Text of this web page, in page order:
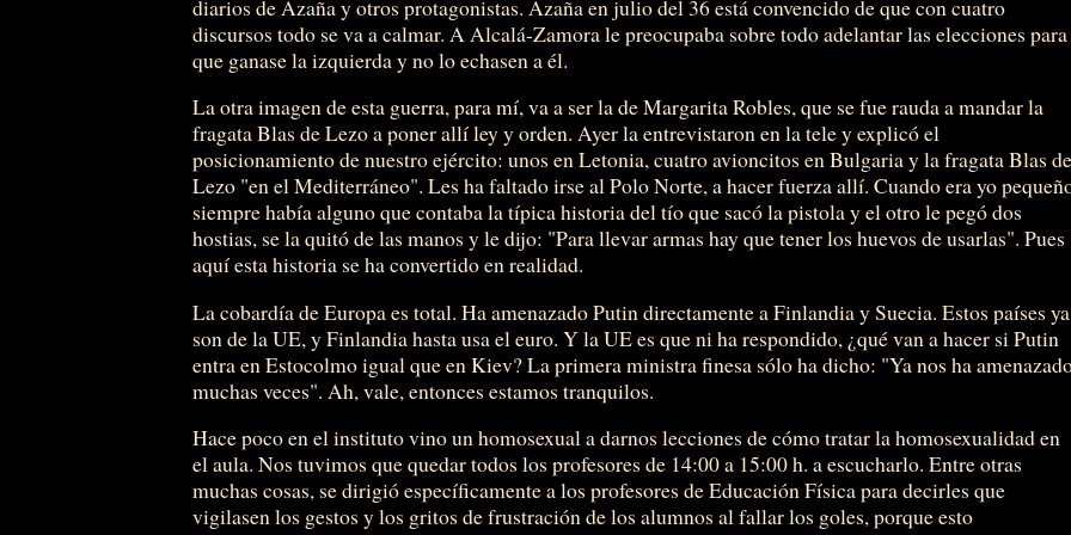
diarios de Azaña y otros protagonistas. Azaña en julio del 36 está convencido de que con cuatro
discursos todo se va a calmar. A Alcalá-Zamora le preocupaba sobre todo adelantar las elecciones para
que ganase la izquierda y no lo echasen a él.
La otra imagen de esta guerra, para mí, va a ser la de Margarita Robles, que se fue rauda a mandar la
fragata Blas de Lezo a poner allí ley y orden. Ayer la entrevistaron en la tele y explicó el
posicionamiento de nuestro ejército: unos en Letonia, cuatro avioncitos en Bulgaria y la fragata Blas de
Lezo "en el Mediterráneo". Les ha faltado irse al Polo Norte, a hacer fuerza allí. Cuando era yo
siempre había alguno que contaba la típica historia del tío que sacó la pistola y el otro le pegó dos
hostias, se la quitó de las manos y le dijo: "Para llevar armas hay que tener los huevos de usarlas". Pues
aquí esta historia se ha convertido en realidad.
La cobardía de Europa es total. Ha amenazado Putin directamente a Finlandia y Suecia. Estos países ya
son de la UE, y Finlandia hasta usa el euro. Y la UE es que ni ha respondido, ¿qué van a hacer si Putin
entra en Estocolmo igual que en Kiev? La primera ministra finesa sólo ha dicho: "Ya nos ha
muchas veces". Ah, vale, entonces estamos tranquilos.
Hace poco en el instituto vino un homosexual a darnos lecciones de cómo tratar la homosexualidad en
el aula. Nos tuvimos que quedar todos los profesores de 14:00 a 15:00 h. a escucharlo. Entre otras
muchas cosas, se dirigió específicamente a los profesores de Educación Física para decirles que
vigilasen los gestos y los gritos de frustración de los alumnos al fallar los goles, porque esto